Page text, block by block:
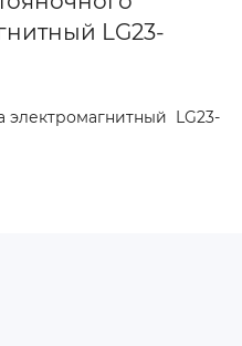
LG23-
электромагнитный LG23-